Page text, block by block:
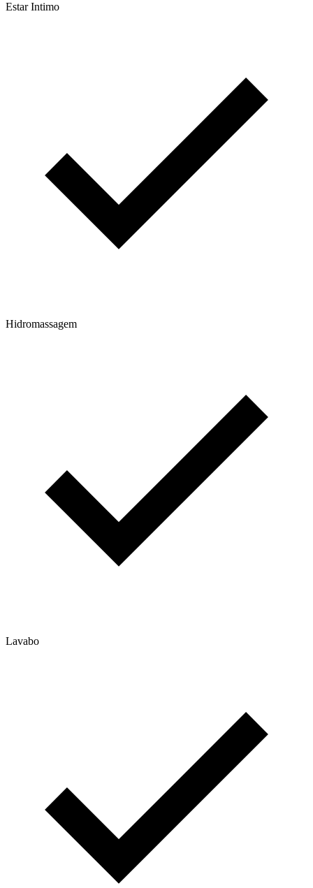
Estar Intimo
Hidromassagem
Lavabo